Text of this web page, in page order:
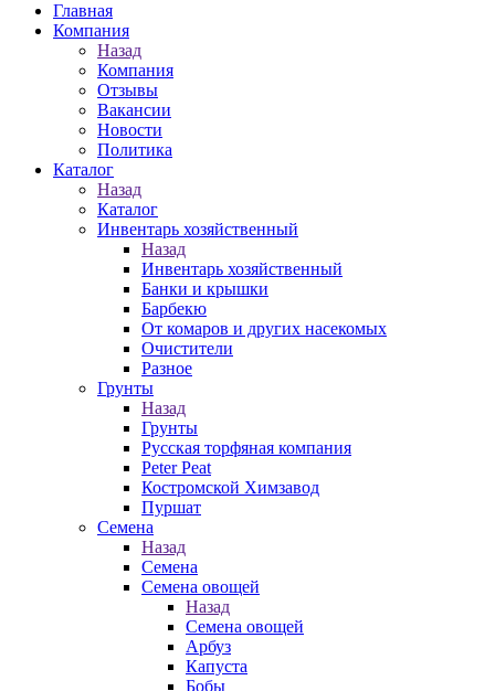
Главная
Компания
Назад
Компания
Отзывы
Вакансии
Новости
Политика
Каталог
Назад
Каталог
Инвентарь хозяйственный
Назад
Инвентарь хозяйственный
Банки и крышки
Барбекю
От комаров и других насекомых
Очистители
Разное
Грунты
Назад
Грунты
Русская торфяная компания
Peter Peat
Костромской Химзавод
Пуршат
Семена
Назад
Семена
Семена овощей
Назад
Семена овощей
Арбуз
Капуста
Бобы